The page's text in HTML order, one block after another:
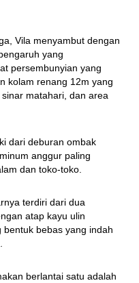
Vila menyambut dengan
yang
persembunyian yang
kolam renang 12m yang
matahari, dan area
dari deburan ombak
anggur paling
dan toko-toko.
terdiri dari dua
atap kayu ulin
bebas yang indah
berlantai satu adalah